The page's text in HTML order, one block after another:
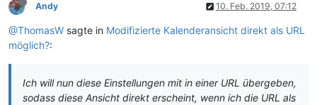
Andy 10. Feb. 2019, 07:12
@ThomasW sagte in Modifizierte Kalenderansicht direkt als URL
möglich?:
Ich will nun diese Einstellungen mit in einer URL übergeben,
sodass diese Ansicht direkt erscheint, wenn ich die URL als